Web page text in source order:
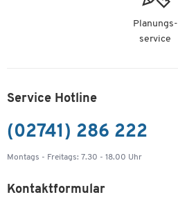
Planungs-
service
Service Hotline
(02741) 286 222
Montags - Freitags: 7.30 - 18.00 Uhr
Kontaktformular